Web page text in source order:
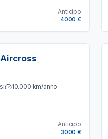
Anticipo
4000 €
10.000 km/anno
Anticipo
3000 €